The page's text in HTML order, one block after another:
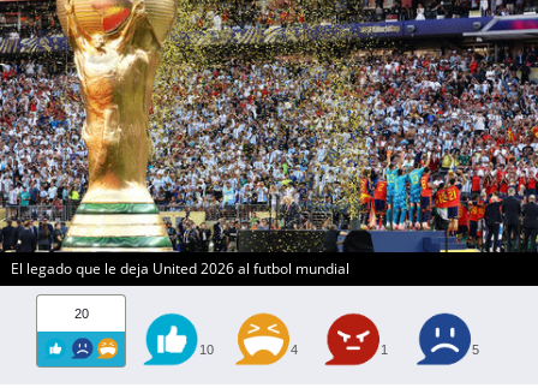
El legado que le deja United 2026 al futbol mundial
20
10 4 1 5